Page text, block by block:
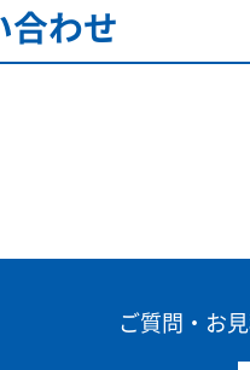
合わせ
ご質問・お